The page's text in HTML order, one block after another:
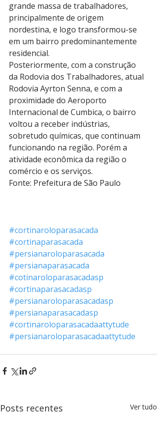
grande massa de trabalhadores,
principalmente de origem
nordestina, e logo transformou-se
em um bairro predominantemente
residencial.
Posteriormente, com a construção
da Rodovia dos Trabalhadores, atual
Rodovia Ayrton Senna, e com a
proximidade do Aeroporto
Internacional de Cumbica, o bairro
voltou a receber indústrias,
sobretudo químicas, que continuam
funcionando na região. Porém a
atividade econômica da região o
comércio e os serviços.
Fonte: Prefeitura de São Paulo
#cortinaroloparasacada
#cortinaparasacada
#persianaroloparasacada
#persianaparasacada
#cotinaroloparasacadasp
#cortinaparasacadasp
#persianaroloparasacadasp
#persianaparasacadasp
#cortinaroloparasacadaattytude
#persianaroloparasacadaattytude
Posts recentes Ver tudo